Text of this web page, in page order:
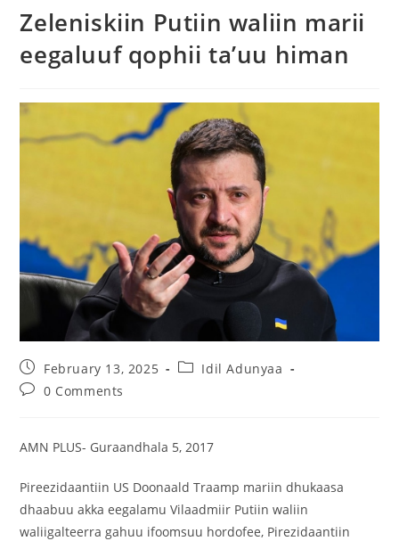
Zeleniskiin Putiin waliin marii
eegaluuf qophii ta’uu himan
February 13, 2025
Idil Adunyaa
0 Comments
AMN PLUS- Guraandhala 5, 2017
Pireezidaantiin US Doonaald Traamp mariin dhukaasa
dhaabuu akka eegalamu Vilaadmiir Putiin waliin
waliigalteerra gahuu ifoomsuu hordofee, Pirezidaantiin